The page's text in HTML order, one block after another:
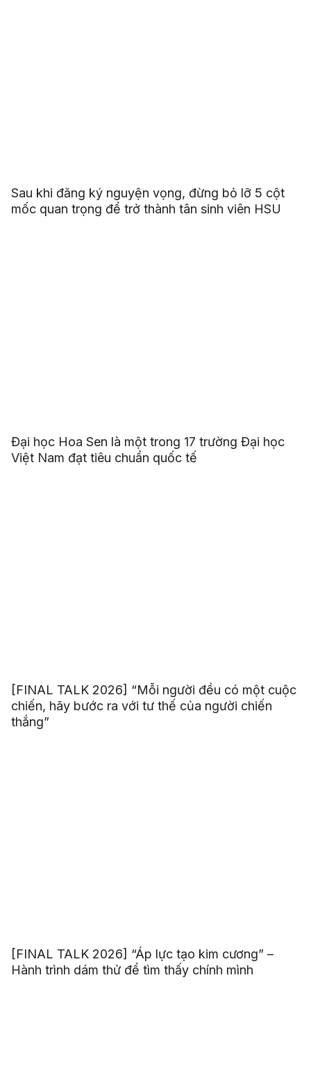
Sau khi đăng ký nguyện vọng, đừng bỏ lỡ 5 cột
mốc quan trọng để trở thành tân sinh viên HSU
Đại học Hoa Sen là một trong 17 trường Đại học
Việt Nam đạt tiêu chuẩn quốc tế
[FINAL TALK 2026] “Mỗi người đều có một cuộc
chiến, hãy bước ra với tư thế của người chiến
thắng”
[FINAL TALK 2026] “Áp lực tạo kim cương” –
Hành trình dám thử để tìm thấy chính mình